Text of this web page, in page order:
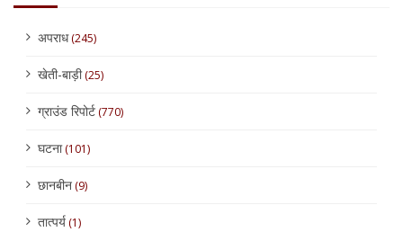
अपराध(245)
खेती-बाड़ी(25)
ग्राउंड रिपोर्ट(770)
घटना(101)
छानबीन(9)
तात्पर्य(1)